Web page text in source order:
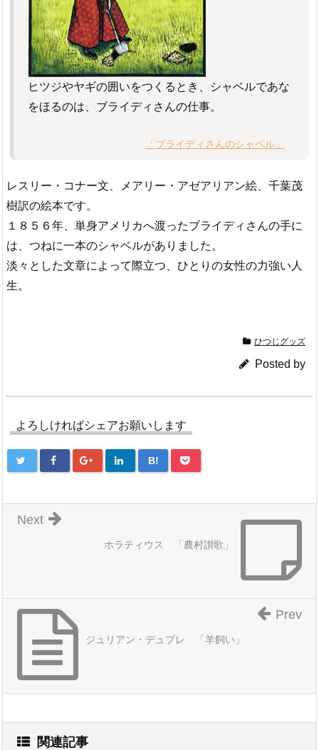
ヒツジやヤギの囲いをつくるとき、シャベルであな
をほるのは、ブライディさんの仕事。
「ブライディさんのシャベル」
レスリー・コナー文、メアリー・アゼアリアン絵、千葉茂
樹訳の絵本です。
１８５６年、単身アメリカへ渡ったブライディさんの手に
は、つねに一本のシャベルがありました。
淡々とした文章によって際立つ、ひとりの女性の力強い人
生。
ひつじグッズ
Posted by
よろしければシェアお願いします
B!
ホラティウス 「農村讃歌」
Next
ジュリアン・デュプレ 「羊飼い」
Prev
関連記事